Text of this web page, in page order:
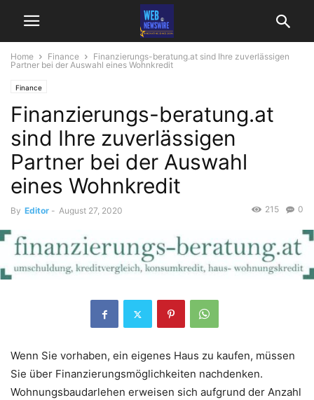
Home Finance
Finanzierungs-beratung.at sind Ihre zuverlässigen
Partner bei der Auswahl eines Wohnkredit
Finance
Finanzierungs-beratung.at
sind Ihre zuverlässigen
Partner bei der Auswahl
eines Wohnkredit
By Editor - August 27, 2020 0
215
Wenn Sie vorhaben, ein eigenes Haus zu kaufen, müssen
Sie über Finanzierungsmöglichkeiten nachdenken.
Wohnungsbaudarlehen erweisen sich aufgrund der Anzahl